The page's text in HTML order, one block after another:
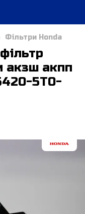
Фільтри Honda
акзш акпп
5T0-